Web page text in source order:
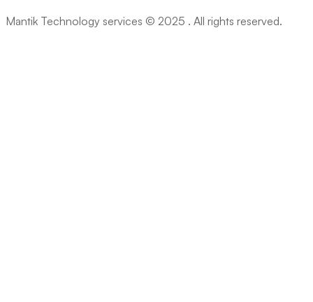
Mantik Technology services © 2025 . All rights reserved.